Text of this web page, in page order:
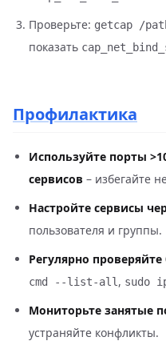
Проверьте: getcap /
показать
Профилактика
Используйте порты
сервисов – избегайте
Настройте сервисы
пользователя и группы.
Регулярно
cmd --list-all , sudo
Мониторьте занятые
устраняйте конфликты.